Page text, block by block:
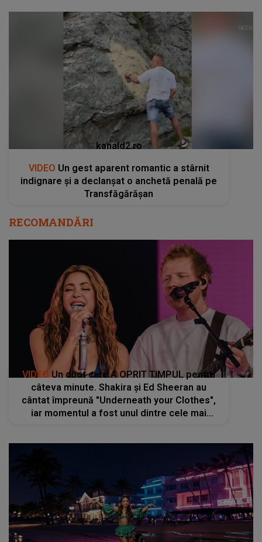
kanald2.ro
VIDEO Un gest aparent romantic a stârnit
indignare și a declanșat o anchetă penală pe
Transfăgărășan
RECOMANDĂRI
VIDEO Un duet care A OPRIT TIMPUL pentru
câteva minute. Shakira și Ed Sheeran au
cântat împreună "Underneath your Clothes",
iar momentul a fost unul dintre cele mai